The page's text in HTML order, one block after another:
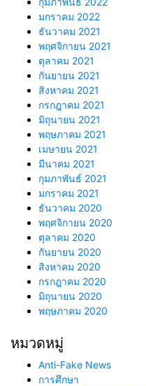
มกราคม 2022
ธันวาคม 2021
พฤศจิกายน 2021
ตุลาคม 2021
กันยายน 2021
สิงหาคม 2021
กรกฎาคม 2021
มิถุนายน 2021
พฤษภาคม 2021
เมษายน 2021
มีนาคม 2021
กุมภาพันธ์ 2021
มกราคม 2021
ธันวาคม 2020
พฤศจิกายน 2020
ตุลาคม 2020
กันยายน 2020
สิงหาคม 2020
กรกฎาคม 2020
มิถุนายน 2020
พฤษภาคม 2020
หมวดหมู่
Anti-Fake News
การศึกษา